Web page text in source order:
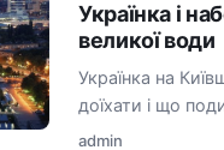
Українка і
великої води
Українка на
доїхати і що
admin